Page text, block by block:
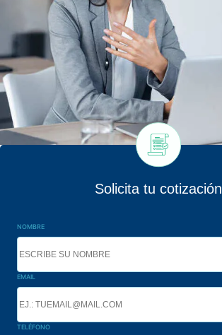
Solicita tu cotización
NOMBRE
EMAIL
TELÉFONO